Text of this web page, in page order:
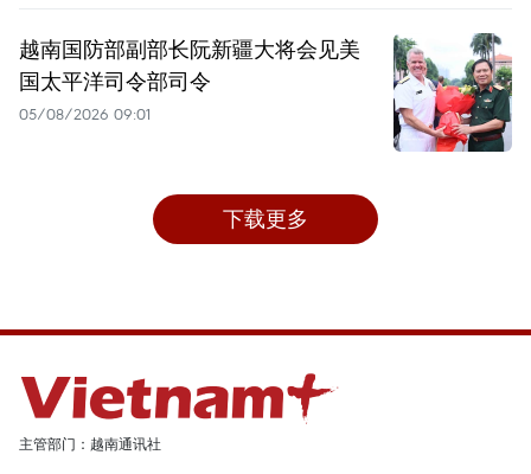
越南国防部副部长阮新疆大将会见美
国太平洋司令部司令
05/08/2026 09:01
下载更多
主管部门：越南通讯社